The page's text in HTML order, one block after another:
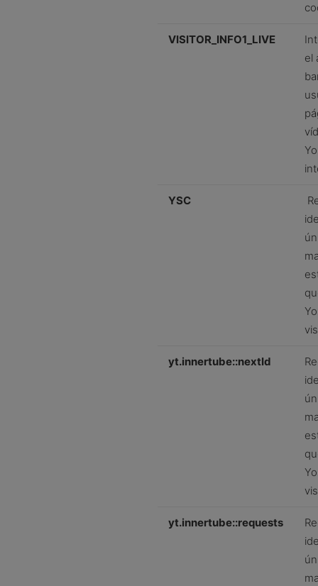
VISITOR_INFO1_LIVE
el
YSC
yt.innertube::nextId
yt.innertube::requests